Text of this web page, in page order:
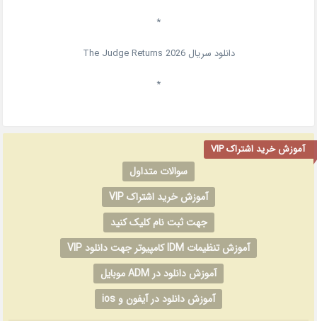
*
دانلود سریال The Judge Returns 2026
*
آموزش خرید اشتراک VIP
سوالات متداول
آموزش خرید اشتراک VIP
جهت ثبت نام کلیک کنید
آموزش تنظیمات IDM کامپیوتر جهت دانلود VIP
آموزش دانلود در ADM موبایل
آموزش دانلود در آیفون و ios